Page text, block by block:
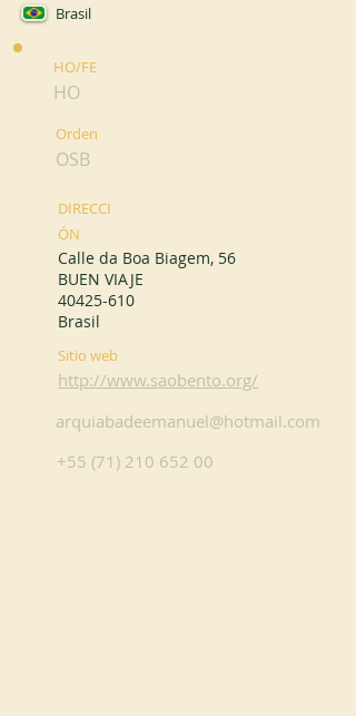
Brasil
HO/FE
HO
Orden
OSB
DIRECCI
ÓN
Calle da Boa Biagem, 56
BUEN VIAJE
40425-610
Brasil
Sitio web
http://www.saobento.org/
arquiabadeemanuel@hotmail.com
+55 (71) 210 652 00